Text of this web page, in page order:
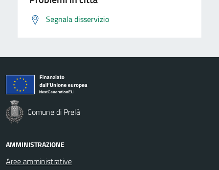
Segnala disservizio
Comune di Prelà
AMMINISTRAZIONE
Aree amministrative